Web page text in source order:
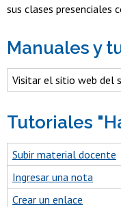
sus clases presenciales
Manuales y
Visitar el sitio web del
Tutoriales
Subir material docente
Ingresar una nota
Crear un enlace